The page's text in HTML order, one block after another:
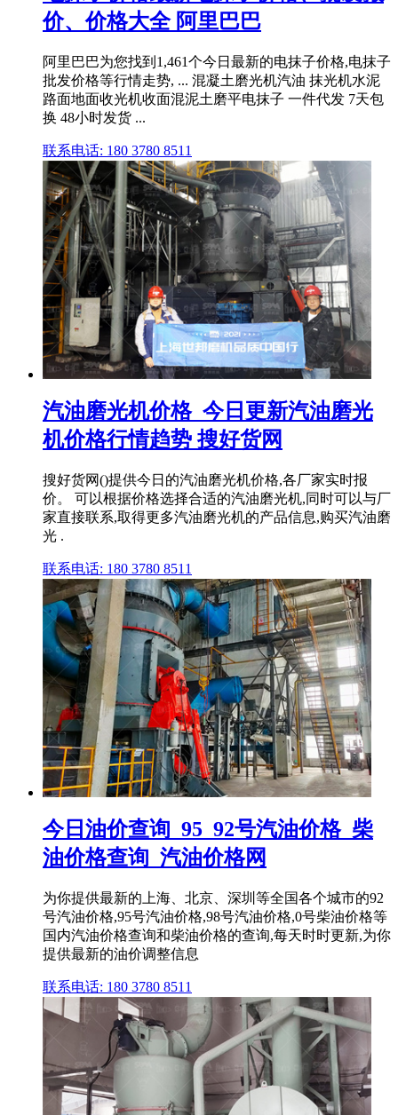
价、价格大全 阿里巴巴
阿里巴巴为您找到1,461个今日最新的电抹子价格,电抹子
批发价格等行情走势, ... 混凝土磨光机汽油 抹光机水泥
路面地面收光机收面混泥土磨平电抹子 一件代发 7天包
换 48小时发货 ...
联系电话: 180 3780 8511
汽油磨光机价格_今日更新汽油磨光
机价格行情趋势 搜好货网
搜好货网()提供今日的汽油磨光机价格,各厂家实时报
价。 可以根据价格选择合适的汽油磨光机,同时可以与厂
家直接联系,取得更多汽油磨光机的产品信息,购买汽油磨
光 .
联系电话: 180 3780 8511
今日油价查询_95_92号汽油价格_柴
油价格查询_汽油价格网
为你提供最新的上海、北京、深圳等全国各个城市的92
号汽油价格,95号汽油价格,98号汽油价格,0号柴油价格等
国内汽油价格查询和柴油价格的查询,每天时时更新,为你
提供最新的油价调整信息
联系电话: 180 3780 8511